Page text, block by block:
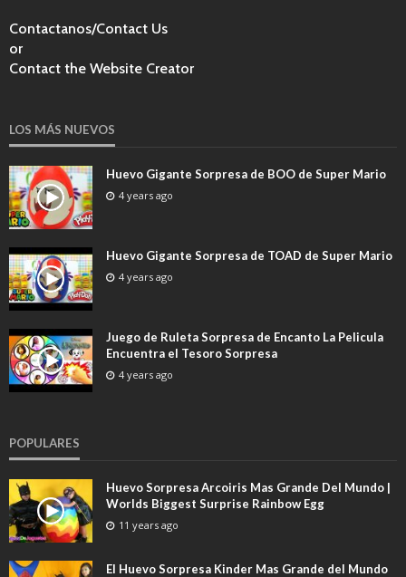
Contactanos/Contact Us
or
Contact the Website Creator
LOS MÁS NUEVOS
Huevo Gigante Sorpresa de BOO de Super Mario
4 years ago
Huevo Gigante Sorpresa de TOAD de Super Mario
4 years ago
Juego de Ruleta Sorpresa de Encanto La Pelicula
Encuentra el Tesoro Sorpresa
4 years ago
POPULARES
Huevo Sorpresa Arcoiris Mas Grande Del Mundo |
Worlds Biggest Surprise Rainbow Egg
11 years ago
El Huevo Sorpresa Kinder Mas Grande del Mundo